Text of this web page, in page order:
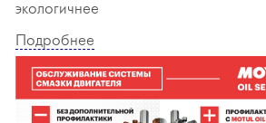
экологичнее
Подробнее